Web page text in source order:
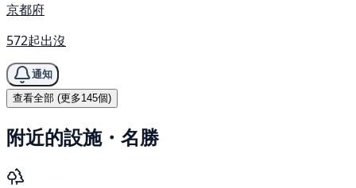
京都府
572起出沒
通知
查看全部 (更多145個)
附近的設施・名勝